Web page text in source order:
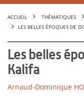
ACCUEIL THÉMATIQUES
LES BELLES ÉPOQUES DE
Les belles
Kalifa
Arnaud-Dominique